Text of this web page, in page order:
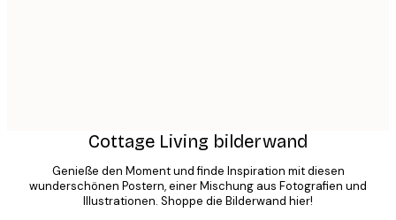
Cottage Living bilderwand
Genieße den Moment und finde Inspiration mit diesen
wunderschönen Postern, einer Mischung aus Fotografien und
Illustrationen. Shoppe die Bilderwand hier!